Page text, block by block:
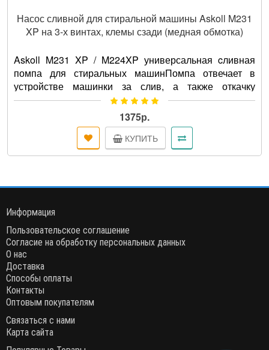
Насос сливной для стиральной машины Askoll M231
XP на 3-х винтах, клемы сзади (медная обмотка)
Askoll M231 XP / M224XP универсальная cливная
помпа для стиральных машинПомпа отвечает в
устройстве машинки за слив, а также откачку
отработанной, грязной воды ..
1375р.
КУПИТЬ
Информация
Пользовательское соглашение
Согласие на обработку персональных данных
О нас
Доставка
Способы оплаты
Контакты
Оптовым покупателям
Связаться с нами
Карта сайта